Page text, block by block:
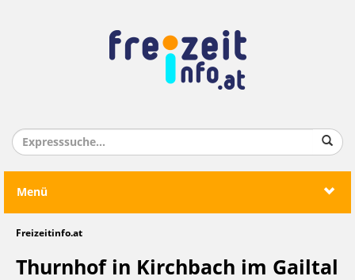
Menü
Freizeitinfo.at
Thurnhof in Kirchbach im Gailtal